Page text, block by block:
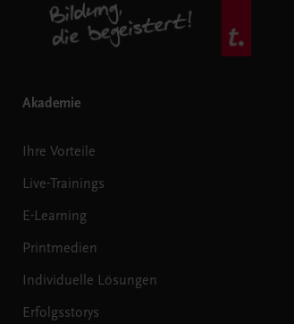
Akademie
Ihre Vorteile
Live-Trainings
E-Learning
Printmedien
Individuelle Lösungen
Erfolgsstorys